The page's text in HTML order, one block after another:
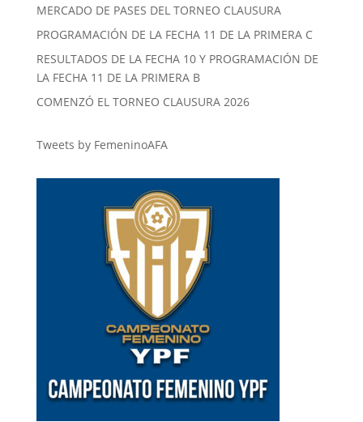
MERCADO DE PASES DEL TORNEO CLAUSURA
PROGRAMACIÓN DE LA FECHA 11 DE LA PRIMERA C
RESULTADOS DE LA FECHA 10 Y PROGRAMACIÓN DE
LA FECHA 11 DE LA PRIMERA B
COMENZÓ EL TORNEO CLAUSURA 2026
Tweets by FemeninoAFA